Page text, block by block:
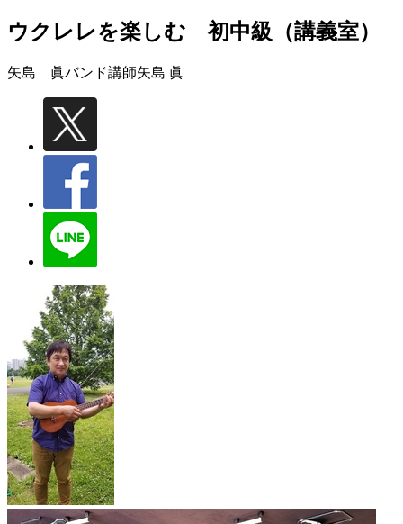
ウクレレを楽しむ 初中級（講義室）
矢島 眞バンド講師矢島 眞